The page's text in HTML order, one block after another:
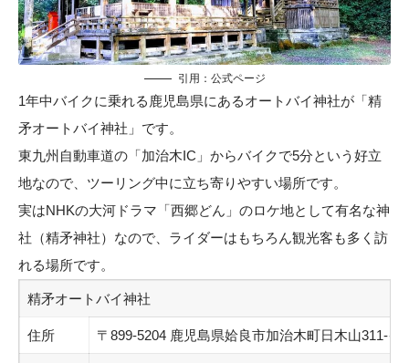
引用： 公式ページ
1年中バイクに乗れる鹿児島県にあるオートバイ神社が「精
矛オートバイ神社」です。
東九州自動車道の「加治木IC」からバイクで5分という好立
地なので、ツーリング中に立ち寄りやすい場所です。
実はNHKの大河ドラマ「西郷どん」のロケ地として有名な神
社（精矛神社）なので、ライダーはもちろん観光客も多く訪
れる場所です。
精矛オートバイ神社
住所 〒899-5204 鹿児島県姶良市加治木町日木山311-イ